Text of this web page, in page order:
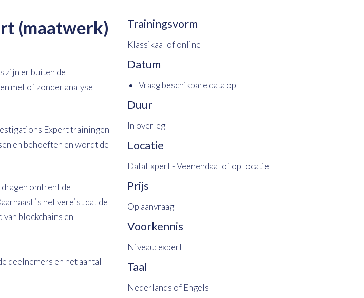
(maatwerk)
zijn er buiten de
met of zonder analyse
Expert trainingen
en behoeften en wordt de
omtrent de
is het vereist dat de
blockchains en
deelnemers en het aantal
Trainingsvorm
Klassikaal of online
Datum
Vraag beschikbare data op
Duur
In overleg
Locatie
DataExpert - Veenendaal of op locatie
Prijs
Op aanvraag
Voorkennis
Niveau: expert
Taal
Nederlands of Engels